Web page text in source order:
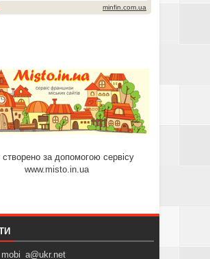
за допомогою сервісу
www.misto.in.ua